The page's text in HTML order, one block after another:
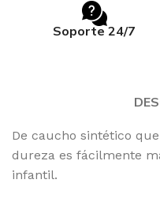
Soporte 24/7
De caucho sintético
dureza es fácilmente
infantil.